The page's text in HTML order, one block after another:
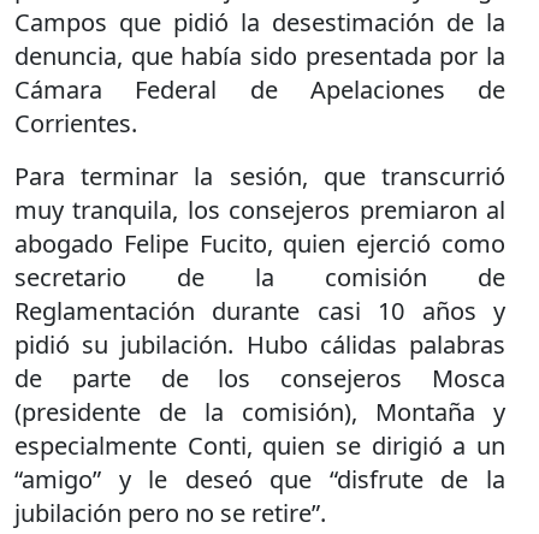
Campos que pidió la desestimación de la
denuncia, que había sido presentada por la
Cámara Federal de Apelaciones de
Corrientes.
Para terminar la sesión, que transcurrió
muy tranquila, los consejeros premiaron al
abogado Felipe Fucito, quien ejerció como
secretario de la comisión de
Reglamentación durante casi 10 años y
pidió su jubilación. Hubo cálidas palabras
de parte de los consejeros Mosca
(presidente de la comisión), Montaña y
especialmente Conti, quien se dirigió a un
“amigo” y le deseó que “disfrute de la
jubilación pero no se retire”.